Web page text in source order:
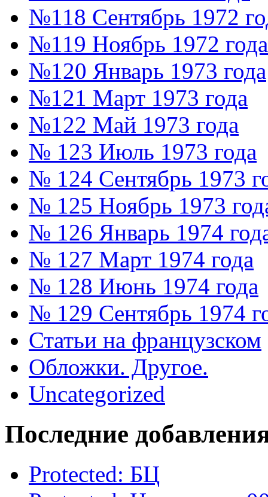
№118 Сентябрь 1972
№119 Ноябрь 1972 года
№120 Январь 1973 года
№121 Март 1973 года
№122 Май 1973 года
№ 123 Июль 1973 года
№ 124 Сентябрь 1973
№ 125 Ноябрь 1973
№ 126 Январь 1974
№ 127 Март 1974 года
№ 128 Июнь 1974 года
№ 129 Сентябрь 1974
Статьи на французском
Обложки. Другое.
Uncategorized
Последние
Protected: БЦ